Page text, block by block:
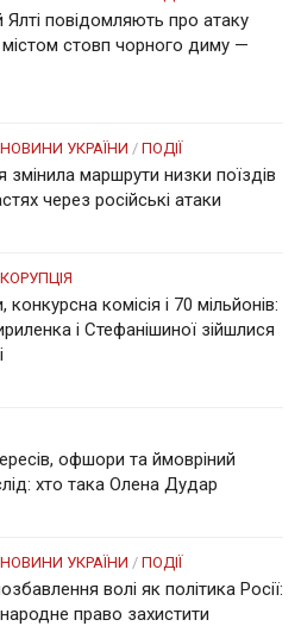
Ялті повідомляють про атаку
стовп чорного диму —
НОВИНИ УКРАЇНИ / ПОДІЇ
змінила маршрути низки поїздів
через російські атаки
КОРУПЦІЯ
конкурсна комісія і 70 мільйонів:
і Стефанішиної зійшлися
офшори та ймовріний
хто така Олена Дудар
НОВИНИ УКРАЇНИ / ПОДІЇ
волі як політика Росії:
право захистити